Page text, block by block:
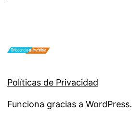
Políticas de Privacidad
Funciona gracias a WordPress.